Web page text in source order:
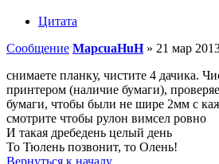
Цитата
Сообщение MapcuaHuH» 21 мар
снимаете планку, чистите 4 дачика.
принтером (наличие бумаги),
бумаги, чтобы были не шире 2мм с
смотрите чтобы рулон вимсел ровно
И такая дребедень целый день
То Тюлень позвонит, то Олень!